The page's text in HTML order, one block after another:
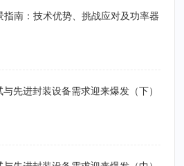
南：技术优势、挑战应对及功率器
先进封装设备需求迎来爆发（下）